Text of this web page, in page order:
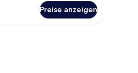
Preise anzeigen